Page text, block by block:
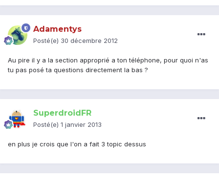
Adamentys
Posté(e) 30 décembre 2012
Au pire il y a la section approprié a ton téléphone, pour quoi n'as
tu pas posé ta questions directement la bas ?
SuperdroidFR
Posté(e) 1 janvier 2013
en plus je crois que l'on a fait 3 topic dessus